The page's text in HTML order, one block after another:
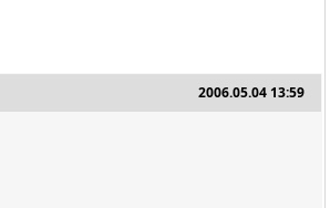
2006.05.04 13:59